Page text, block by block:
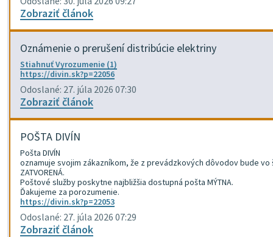
Zobraziť článok
Oznámenie o prerušení distribúcie elektriny
Stiahnuť Vyrozumenie (1)
https://divin.sk?p=22056
Odoslané: 27. júla 2026 07:30
Zobraziť článok
POŠTA DIVÍN
Pošta DIVÍN
oznamuje svojim zákazníkom, že z prevádzkových dôvodov bude vo
ZATVORENÁ.
Poštové služby poskytne najbližšia dostupná pošta MÝTNA.
Ďakujeme za porozumenie.
https://divin.sk?p=22053
Odoslané: 27. júla 2026 07:29
Zobraziť článok